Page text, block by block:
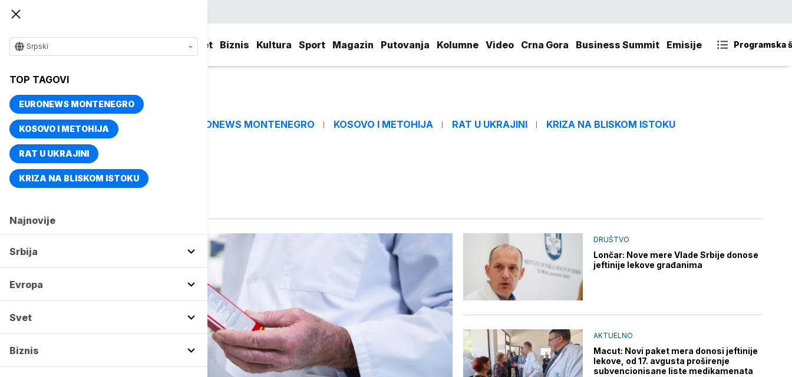
Svet Biznis Kultura Sport Magazin Putovanja Kolumne Video Crna Gora Business Summit Emisije Programska
Srpski
TOP TAGOVI
EURONEWS MONTENEGRO
KOSOVO I METOHIJA
RAT U UKRAJINI
KRIZA NA BLISKOM ISTOKU
Najnovije
Srbija
Evropa
Svet
Biznis
TOP TAGOVI EURONEWS MONTENEGRO KOSOVO I METOHIJA RAT U UKRAJINI KRIZA NA BLISKOM ISTOKU
Vise o temi
Lekovi
DRUŠTVO
Lončar: Nove mere Vlade Srbije donose
jeftinije lekove građanima
AKTUELNO
Macut: Novi paket mera donosi jeftinije
lekove, od 17. avgusta proširenje
subvencionisane liste medikamenata